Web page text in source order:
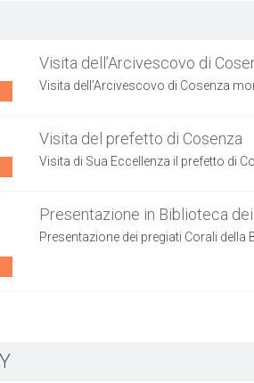
Visita dell’Arcivescovo di
Visita dell’Arcivescovo di Cosenza
Visita del prefetto di Cosenza
Visita di Sua Eccellenza il prefetto di
Presentazione in Biblioteca
Presentazione dei pregiati Corali della